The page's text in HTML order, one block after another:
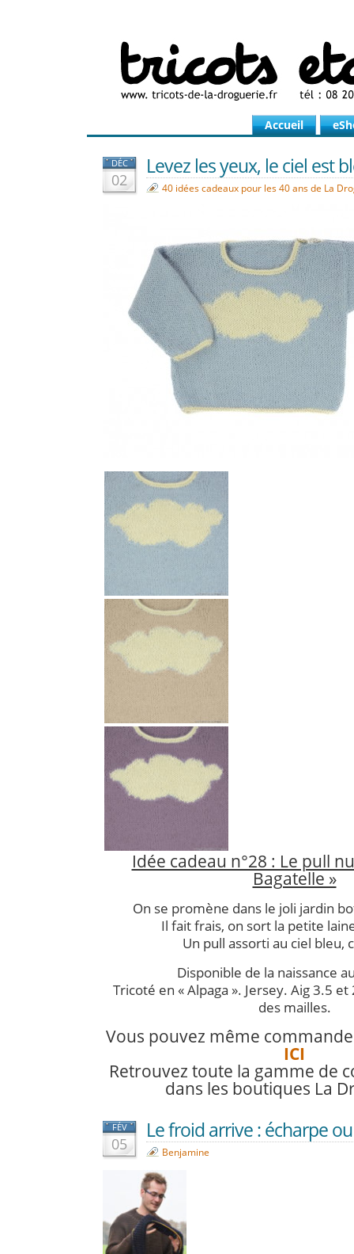
Accueil
DÉC
02
Levez les yeux, le ciel est
40 idées cadeaux pour les 40 ans de La
Idée cadeau n°28 : Le pull
Bagatelle »
On se promène dans le joli jardin
Il fait frais, on sort la petite
Un pull assorti au ciel bleu,
Disponible de la naissance
Tricoté en « Alpaga ». Jersey. Aig 3.5
des mailles.
Vous pouvez même
ICI
Retrouvez toute la gamme de
dans les boutiques La
FÉV
05
Le froid arrive : écharpe
Benjamine